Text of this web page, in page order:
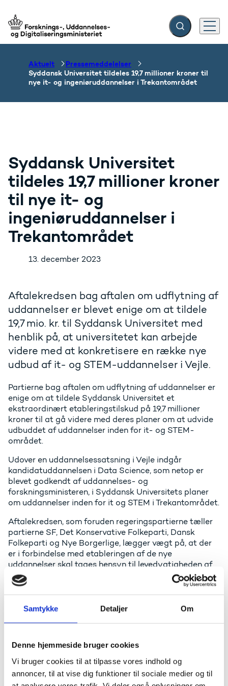
Samtykke Detaljer Om
Denne hjemmeside bruger cookies
Vi bruger cookies til at tilpasse vores indhold og
annoncer, til at vise dig funktioner til sociale medier og til
Gå til forsiden Fold søgefelt ud
Menu
Aktuelt
Pressemeddelelser
Syddansk Universitet tildeles 19,7 millioner kroner til
nye it- og ingeniøruddannelser i Trekantområdet
Syddansk Universitet
tildeles 19,7 millioner kroner
til nye it- og
ingeniøruddannelser i
Trekantområdet
13. december 2023
Aftalekredsen bag aftalen om udflytning af
uddannelser er blevet enige om at tildele
19,7 mio. kr. til Syddansk Universitet med
henblik på, at universitetet kan arbejde
videre med at konkretisere en række nye
udbud af it- og STEM-uddannelser i Vejle.
Partierne bag aftalen om udflytning af uddannelser er
enige om at tildele Syddansk Universitet et
ekstraordinært etableringstilskud på 19,7 millioner
kroner til at gå videre med deres planer om at udvide
udbuddet af uddannelser inden for it- og STEM-
området.
Udover en uddannelsessatsning i Vejle indgår
kandidatuddannelsen i Data Science, som netop er
blevet godkendt af uddannelses- og
forskningsministeren, i Syddansk Universitets planer
om uddannelser inden for it og STEM i Trekantområdet.
Aftalekredsen, som foruden regeringspartierne tæller
partierne SF, Det Konservative Folkeparti, Dansk
Folkeparti og Nye Borgerlige, lægger vægt på, at der
er i forbindelse med etableringen af de nye
uddannelser skal tages hensyn til levedygtigheden af
eksisterende udbud i området, eksempelvis i Horsens,
herunder at vilkårene for eksisterende uddannelser og
udbud ikke grundlæggende forringes.
Partierne lægger således vægt på, at uddannelserne
skal gennem en faglig vurdering af behov, relevans
vilkårene for eksisterende udbud og uddannelser i
området i forbindelse med såkaldt prækvalifikation.
Aftalekredsen opfordrer Syddansk Universitet til at